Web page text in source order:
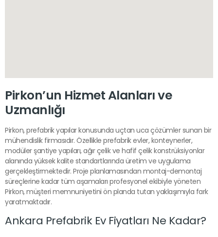
Pirkon’un Hizmet Alanları ve
Uzmanlığı
Pirkon, prefabrik yapılar konusunda uçtan uca çözümler sunan bir
mühendislik firmasıdır. Özellikle prefabrik evler, konteynerler,
modüler şantiye yapıları, ağır çelik ve hafif çelik konstrüksiyonlar
alanında yüksek kalite standartlarında üretim ve uygulama
gerçekleştirmektedir. Proje planlamasından montaj-demontaj
süreçlerine kadar tüm aşamaları profesyonel ekibiyle yöneten
Pirkon, müşteri memnuniyetini ön planda tutan yaklaşımıyla fark
yaratmaktadır.
Ankara Prefabrik Ev Fiyatları Ne Kadar?